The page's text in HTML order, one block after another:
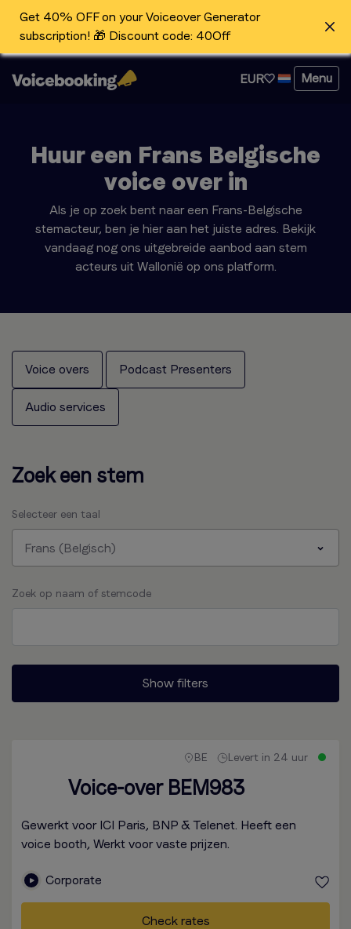
Get 40% OFF on your Voiceover Generator
subscription! 🎁 Discount code: 40Off
EUR Menu
Huur een Frans Belgische
voice over in
Als je op zoek bent naar een Frans-Belgische
stemacteur, ben je hier aan het juiste adres. Bekijk
vandaag nog ons uitgebreide aanbod aan stem
acteurs uit Wallonië op ons platform.
Voice overs Podcast Presenters
Audio services
Zoek een stem
Selecteer een taal
Frans (Belgisch)
Zoek op naam of stemcode
BE Levert in 24 uur
Voice-over BEM983
Gewerkt voor ICI Paris, BNP & Telenet. Heeft een
voice booth, Werkt voor vaste prijzen.
Corporate
Check rates